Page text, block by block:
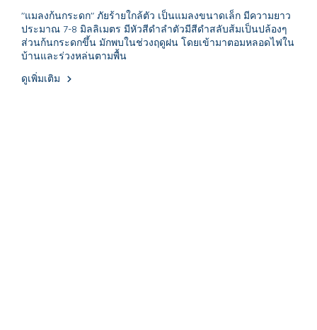
"แมลงก้นกระดก" ภัยร้ายใกล้ตัว เป็นแมลงขนาดเล็ก มีความยาว
ประมาณ 7-8 มิลลิเมตร มีหัวสีดำลำตัวมีสีดำสลับส้มเป็นปล้องๆ
ส่วนก้นกระดกขึ้น มักพบในช่วงฤดูฝน โดยเข้ามาตอมหลอดไฟใน
บ้านและร่วงหล่นตามพื้น
ดูเพิ่มเติม